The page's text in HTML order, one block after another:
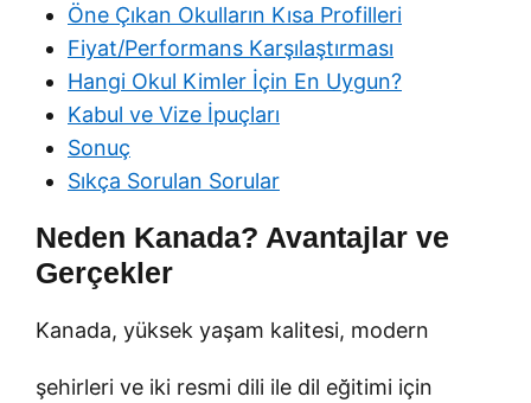
Öne Çıkan Okulların Kısa Profilleri
Fiyat/Performans Karşılaştırması
Hangi Okul Kimler İçin En Uygun?
Kabul ve Vize İpuçları
Sonuç
Sıkça Sorulan Sorular
Neden Kanada? Avantajlar ve
Gerçekler
Kanada, yüksek yaşam kalitesi, modern
şehirleri ve iki resmi dili ile dil eğitimi için